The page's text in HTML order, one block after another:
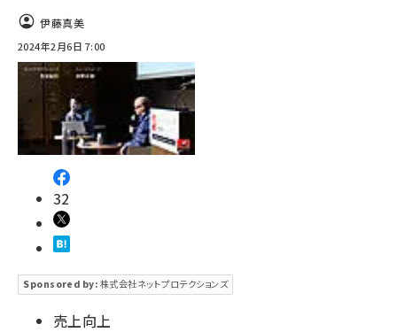
伊藤真美
2024年2月6日 7:00
32
Sponsored by: 株式会社ネットプロテクションズ
売上向上